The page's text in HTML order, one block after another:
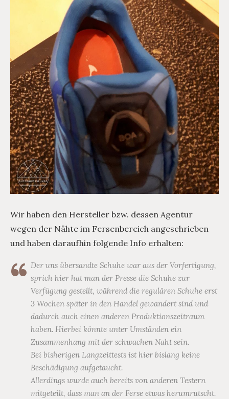
Wir haben den Hersteller bzw. dessen Agentur
wegen der Nähte im Fersenbereich angeschrieben
und haben daraufhin folgende Info erhalten:
Der uns übersandte Schuhe war aus der Vorfertigung,
sprich hier hat man der Presse die Schuhe zur
Verfügung gestellt, während die regulären Schuhe erst
3 Wochen später in den Handel gewandert sind und
dadurch auch einen anderen Produktionszeitraum
haben. Hierbei könnte unter Umständen ein
Zusammenhang mit der schwachen Naht sein.
Bei bisherigen Langzeittests ist hier bislang keine
Beschädigung aufgetaucht.
Allerdings wurde auch bereits von anderen Testern
mitgeteilt, dass man an der Ferse etwas herumrutscht.